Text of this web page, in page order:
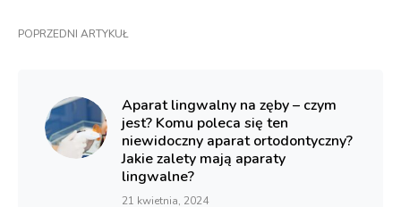
POPRZEDNI ARTYKUŁ
Aparat lingwalny na zęby – czym
jest? Komu poleca się ten
niewidoczny aparat ortodontyczny?
Jakie zalety mają aparaty
lingwalne?
21 kwietnia, 2024